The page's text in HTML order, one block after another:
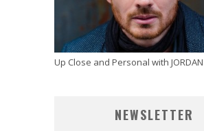
Up Close and Personal with JORDAN
NEWSLETTER